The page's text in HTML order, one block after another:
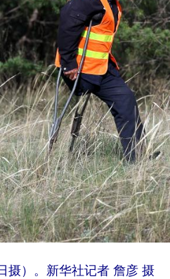
）。新华社记者 詹彦 摄